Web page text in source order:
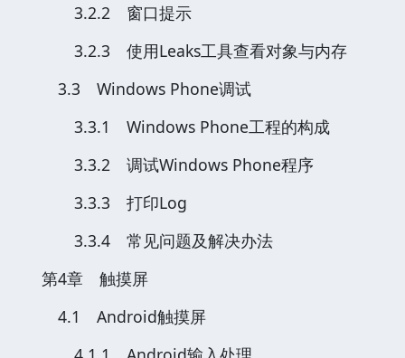
3.2.2 窗口提示
3.2.3 使用Leaks工具查看对象与内存
3.3 Windows Phone调试
3.3.1 Windows Phone工程的构成
3.3.2 调试Windows Phone程序
3.3.3 打印Log
3.3.4 常见问题及解决办法
第4章 触摸屏
4.1 Android触摸屏